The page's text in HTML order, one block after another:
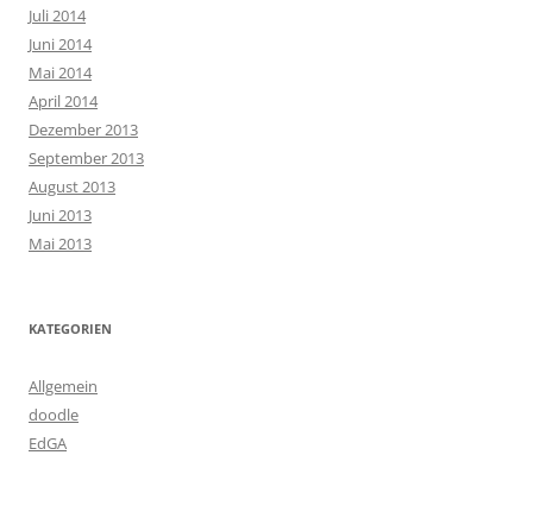
Juli 2014
Juni 2014
Mai 2014
April 2014
Dezember 2013
September 2013
August 2013
Juni 2013
Mai 2013
KATEGORIEN
Allgemein
doodle
EdGA